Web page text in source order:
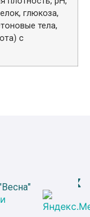
глюкоза,
тела,
с